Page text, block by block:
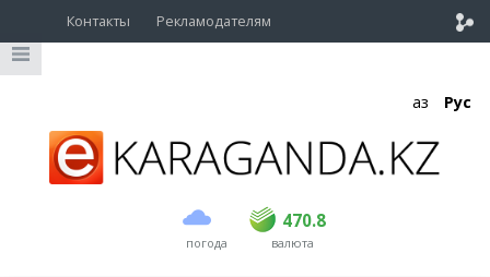
Контакты Рекламодателям
Қаз Рус
погода
470.8
USD 468.5 470.8
EUR валюта